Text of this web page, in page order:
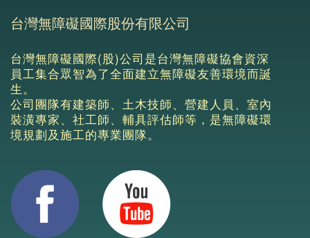
台灣無障礙國際股份有限公司
台灣無障礙國際(股)公司是台灣無障礙協會資深
員工集合眾智為了全面建立無障礙友善環境而誕
生。
公司團隊有建築師、土木技師、營建人員、室內
裝潢專家、社工師、輔具評估師等，是無障礙環
境規劃及施工的專業團隊。